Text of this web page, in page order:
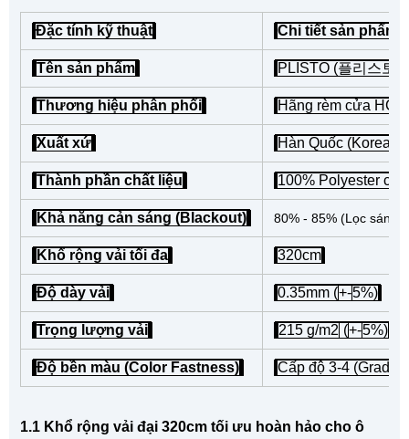
Đặc tính kỹ thuật Chi tiết sản phẩm
Tên sản phẩm PLISTO (플리스토)
Thương hiệu phân phối Hãng rèm cửa HC
Xuất xứ Hàn Quốc (Korea)
Thành phần chất liệu 100% Polyester
Khả năng cản sáng (Blackout) 80% - 85% (Lọc sáng
Khổ rộng vải tối đa 320cm
Độ dày vải 0.35mm (+-5%)
Trọng lượng vải 215 g/m2 (+-5%)
Độ bền màu (Color Fastness) Cấp độ 3-4 (Grade
1.1 Khổ rộng vải đại 320cm tối ưu hoàn hảo cho ô